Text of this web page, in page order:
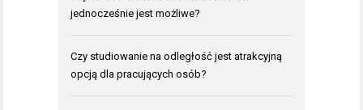
jednocześnie jest możliwe?
Czy studiowanie na odległość jest atrakcyjną
opcją dla pracujących osób?